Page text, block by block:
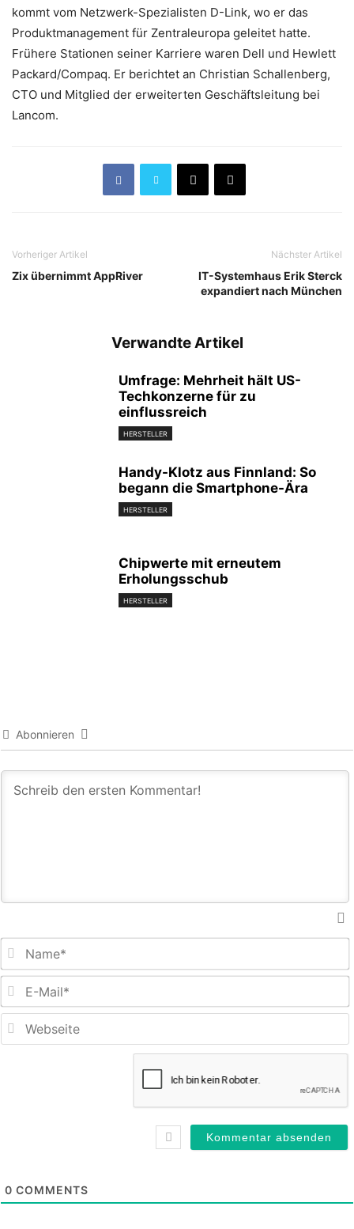
kommt vom Netzwerk-Spezialisten D-Link, wo er das
Produktmanagement für Zentraleuropa geleitet hatte.
Frühere Stationen seiner Karriere waren Dell und Hewlett
Packard/Compaq. Er berichtet an Christian Schallenberg,
CTO und Mitglied der erweiterten Geschäftsleitung bei
Lancom.
Vorheriger Artikel
Zix übernimmt AppRiver
Nächster Artikel
IT-Systemhaus Erik Sterck
expandiert nach München
Verwandte Artikel
Umfrage: Mehrheit hält US-
Techkonzerne für zu
einflussreich
HERSTELLER
Handy-Klotz aus Finnland: So
begann die Smartphone-Ära
HERSTELLER
Chipwerte mit erneutem
Erholungsschub
HERSTELLER
Abonnieren
0 COMMENTS